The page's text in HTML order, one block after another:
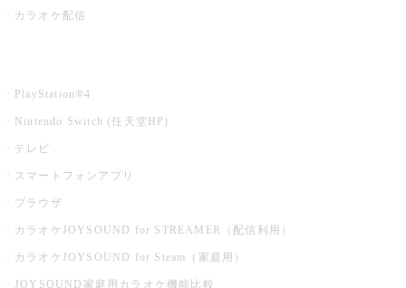
カラオケ配信
PlayStation®4
Nintendo Switch (任天堂HP)
テレビ
スマートフォンアプリ
ブラウザ
カラオケJOYSOUND for STREAMER（配信利用）
カラオケJOYSOUND for Steam（家庭用）
JOYSOUND家庭用カラオケ機能比較